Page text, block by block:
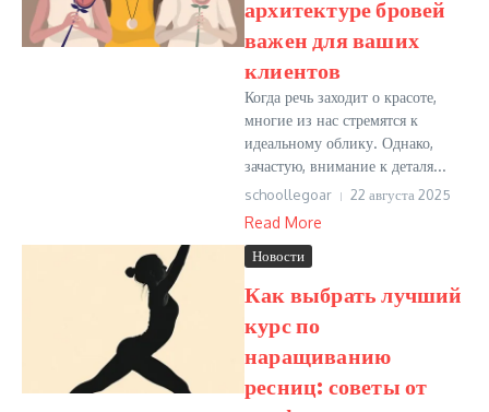
архитектуре бровей
важен для ваших
клиентов
Когда речь заходит о красоте,
многие из нас стремятся к
идеальному облику. Однако,
зачастую, внимание к деталя...
schoollegoar 22 августа 2025
Read More
Новости
Как выбрать лучший
курс по
наращиванию
ресниц: советы от